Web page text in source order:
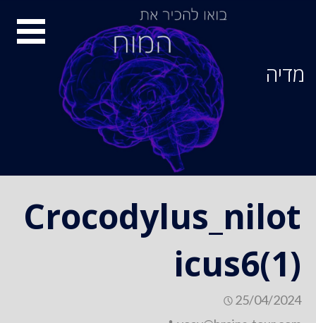
מדיה
Crocodylus_nilot
icus6(1)
25/04/2024